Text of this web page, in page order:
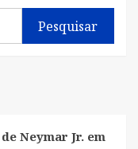
Pesquisar
Neymar Jr. em